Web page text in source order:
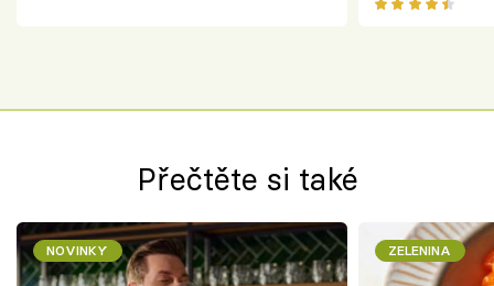
Přečtěte si také
NOVINKY ZELENINA